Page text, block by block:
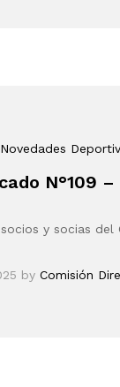
N°109
y socias
by Comisión